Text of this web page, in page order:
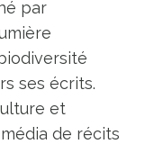
par
ses écrits.
et
de récits